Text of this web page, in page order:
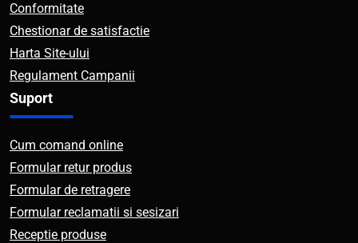
Conformitate
Chestionar de satisfactie
Harta Site-ului
Regulament Campanii
Suport
Cum comand online
Formular retur produs
Formular de retragere
Formular reclamatii si sesizari
Receptie produse